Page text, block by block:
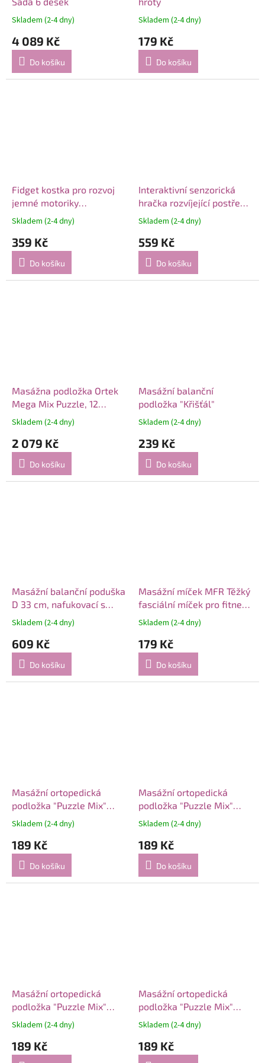
Skladem (2-4 dny)
4 089 Kč
Do košíku
Skladem (2-4 dny)
179 Kč
Do košíku
Fidget kostka pro rozvoj
jemné motoriky
Senzorická antistresová
Skladem (2-4 dny)
359 Kč
Do košíku
Interaktivní senzorická
hračka rozvíjející postřeh,
obratnost a koordinaci
Skladem (2-4 dny)
559 Kč
Do košíku
Masážna podložka Ortek
Mega Mix Puzzle, 12
dielov, AKTUALIZOVANÁ
Skladem (2-4 dny)
2 079 Kč
Do košíku
Masážní balanční
podložka "Křišťál"
Skladem (2-4 dny)
239 Kč
Do košíku
Masážní balanční poduška
D 33 cm, nafukovací s
pumpičkou
Skladem (2-4 dny)
609 Kč
Do košíku
Masážní míček MFR Těžký
fasciální míček pro fitness
a jógu
Skladem (2-4 dny)
179 Kč
Do košíku
Masážní ortopedická
podložka "Puzzle Mix"
Houby 1 modul
Skladem (2-4 dny)
189 Kč
Do košíku
Masážní ortopedická
podložka "Puzzle Mix"
Lotus 1 modul
Skladem (2-4 dny)
189 Kč
Do košíku
Masážní ortopedická
podložka "Puzzle Mix"
Mořský 1 modul
Skladem (2-4 dny)
189 Kč
Masážní ortopedická
podložka "Puzzle Mix"
Mušle 1 prvek
Skladem (2-4 dny)
189 Kč